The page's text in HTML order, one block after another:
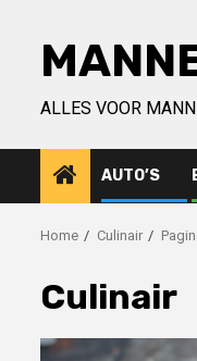
ALLES VOOR
AUTO’S
Home Culinair
Culinair